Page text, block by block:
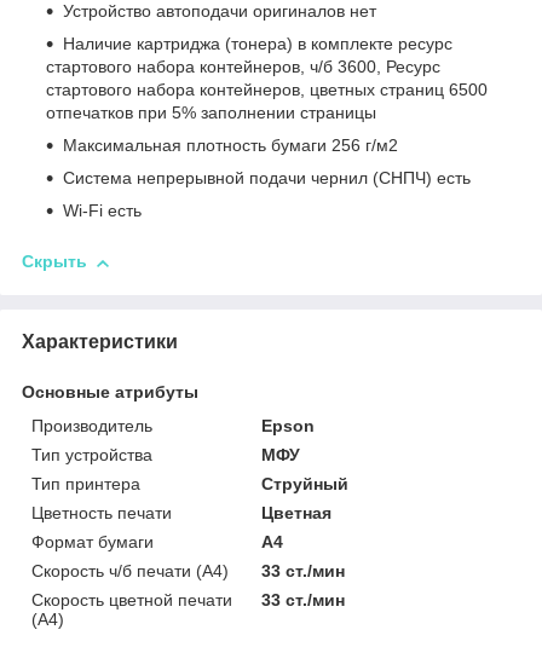
Устройство автоподачи оригиналов нет
Наличие картриджа (тонера) в комплекте ресурс
стартового набора контейнеров, ч/б 3600, Ресурс
стартового набора контейнеров, цветных страниц 6500
отпечатков при 5% заполнении страницы
Максимальная плотность бумаги 256 г/м2
Система непрерывной подачи чернил (СНПЧ) есть
Wi-Fi есть
Скрыть
Характеристики
Основные атрибуты
Производитель
Epson
Тип устройства
МФУ
Тип принтера
Струйный
Цветность печати
Цветная
Формат бумаги
А4
Скорость ч/б печати (A4)
33 ст./мин
Скорость цветной печати
(A4)
33 ст./мин